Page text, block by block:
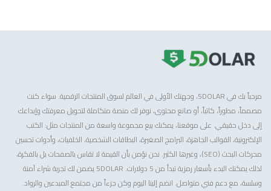
مرحباً بك في 5DOLAR، وجهتك الأولى في العالم لسوق المنتجات الرقمية. سواء كنت
مصمماً، مطوراً، كاتباً، أو صانع محتوى، نوفر لك منصة متكاملة لتحويل معرفتك وإبداعك
إلى دخل حقيقي. على موقعنا، يمكنك بيع مجموعة واسعة من المنتجات مثل: الكتب
الإلكترونية، القوالب الجاهزة، البرامج الصغيرة، البطاقات الشخصية، الخلفيات، وأدوات تحسين
محركات البحث (SEO)، وغيرها الكثير. نحن نؤمن بأن القيمة لا تقاس بالصفحات بل بالفكرة،
لذلك يمكنك البدء بأسعار رمزية تبدأ من 5 دولارات. 5DOLAR يضمن لك تجربة شراء آمنة
وسلسة، مع دعم فني متواصل. انضم إلينا اليوم وكن جزءاً من مجتمع المبدعين والرواد.